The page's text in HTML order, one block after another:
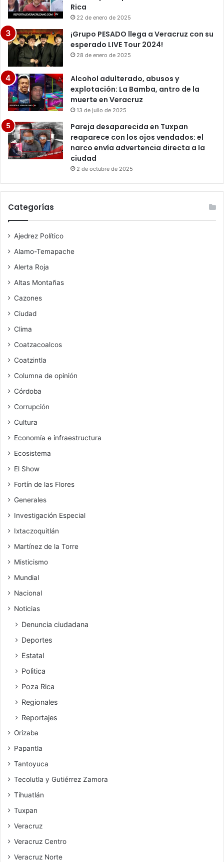
Rica
22 de enero de 2025
¡Grupo PESADO llega a Veracruz con su
esperado LIVE Tour 2024!
28 de enero de 2025
Alcohol adulterado, abusos y
explotación: La Bamba, antro de la
muerte en Veracruz
13 de julio de 2025
Pareja desaparecida en Tuxpan
reaparece con los ojos vendados: el
narco envía advertencia directa a la
ciudad
2 de octubre de 2025
Categorías
Ajedrez Político
Alamo-Temapache
Alerta Roja
Altas Montañas
Cazones
Ciudad
Clima
Coatzacoalcos
Coatzintla
Columna de opinión
Córdoba
Corrupción
Cultura
Economía e infraestructura
Ecosistema
El Show
Fortín de las Flores
Generales
Investigación Especial
Ixtaczoquitlán
Martínez de la Torre
Misticismo
Mundial
Nacional
Noticias
Denuncia ciudadana
Deportes
Estatal
Polìtica
Poza Rica
Regionales
Reportajes
Orizaba
Papantla
Tantoyuca
Tecolutla y Gutiérrez Zamora
Tihuatlán
Tuxpan
Veracruz
Veracruz Centro
Veracruz Norte